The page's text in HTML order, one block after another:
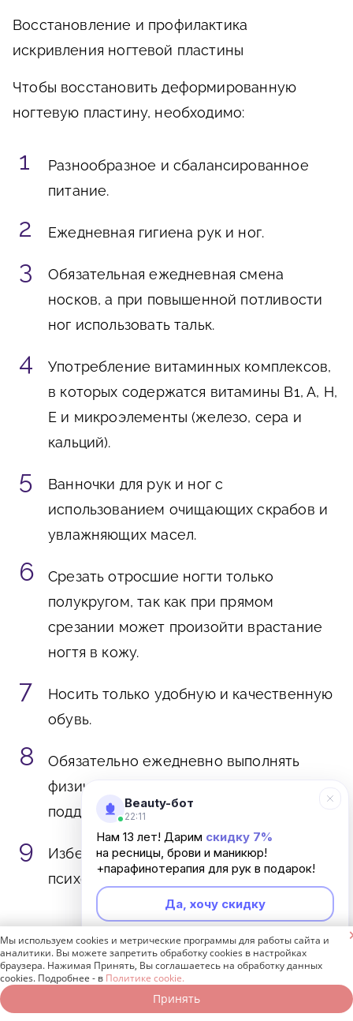
Восстановление и профилактика
искривления ногтевой пластины
Чтобы восстановить деформированную
ногтевую пластину, необходимо:
Разнообразное и сбалансированное
питание.
Ежедневная гигиена рук и ног.
Обязательная ежедневная смена
носков, а при повышенной потливости
ног использовать тальк.
Употребление витаминных комплексов,
в которых содержатся витамины В1, А, Н,
Е и микроэлементы (железо, сера и
кальций).
Ванночки для рук и ног с
использованием очищающих скрабов и
увлажняющих масел.
Срезать отросшие ногти только
полукругом, так как при прямом
срезании может произойти врастание
ногтя в кожу.
Носить только удобную и качественную
обувь.
Обязательно ежедневно выполнять
физические упражнения для
поддержания иммунитета.
Избегать стрессовых ситуаций и
психологических потрясений.
Beauty-бот
22:11
Нам 13 лет! Дарим скидку 7%
на ресницы, брови и маникюр!
+парафинотерапия для рук в подарок!
Да, хочу скидку
Неинтересно
Мы используем cookies и метрические программы для работы сайта и
аналитики. Вы можете запретить обработку cookies в настройках
браузера. Нажимая Принять, Вы соглашаетесь на обработку данных
cookies. Подробнее - в Политике cookie.
Принять